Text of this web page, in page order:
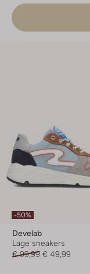
-50%
Develab
Lage sneakers
€ 99,99 € 49,99